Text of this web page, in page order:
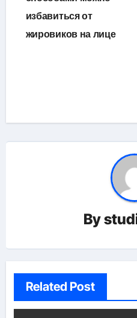
записям
избавиться от
жировиков на лице
By
Related Post